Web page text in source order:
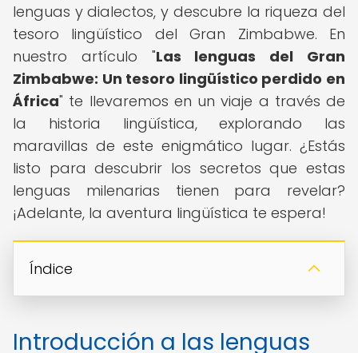
lenguas y dialectos, y descubre la riqueza del
tesoro lingüístico del Gran Zimbabwe. En
nuestro artículo "Las lenguas del Gran
Zimbabwe: Un tesoro lingüístico perdido en
África" te llevaremos en un viaje a través de
la historia lingüística, explorando las
maravillas de este enigmático lugar. ¿Estás
listo para descubrir los secretos que estas
lenguas milenarias tienen para revelar?
¡Adelante, la aventura lingüística te espera!
Índice
Introducción a las lenguas